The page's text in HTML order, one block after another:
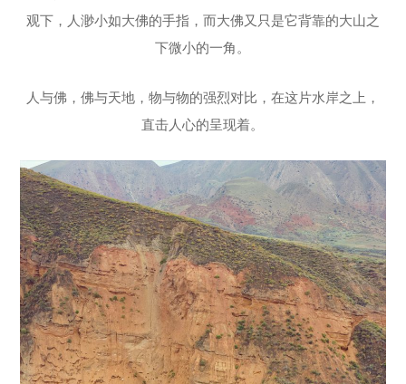
观下，人渺小如大佛的手指，而大佛又只是它背靠的大山之
下微小的一角。
人与佛，佛与天地，物与物的强烈对比，在这片水岸之上，
直击人心的呈现着。